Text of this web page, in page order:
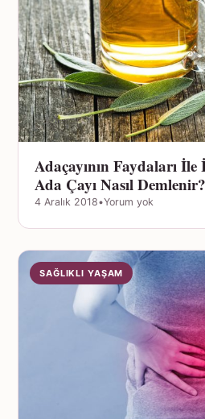
Adaçayının Faydaları
Ada Çayı Nasıl Demlenir?
4 Aralık 2018•Yorum yok
SAĞLIKLI YAŞAM